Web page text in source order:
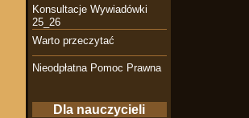
Konsultacje Wywiadówki
25_26
Warto przeczytać
Nieodpłatna Pomoc Prawna
Dla nauczycieli